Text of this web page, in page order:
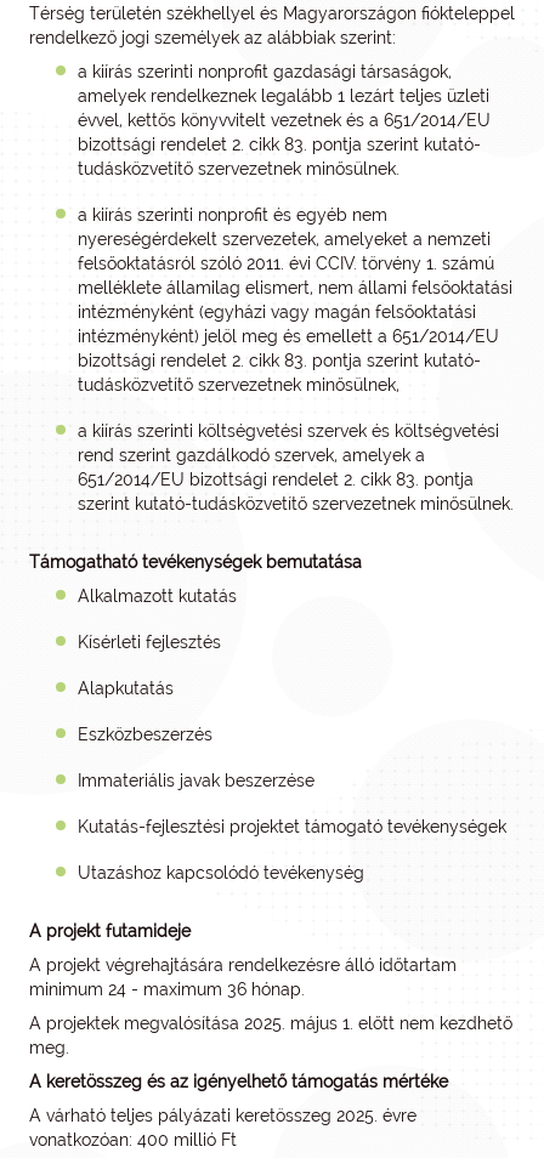
Térség területén székhellyel és Magyarországon fiókteleppel
rendelkező jogi személyek az alábbiak szerint:
a kiírás szerinti nonprofit gazdasági társaságok,
amelyek rendelkeznek legalább 1 lezárt teljes üzleti
évvel, kettős könyvvitelt vezetnek és a 651/2014/EU
bizottsági rendelet 2. cikk 83. pontja szerint kutató-
tudásközvetítő szervezetnek minősülnek.
a kiírás szerinti nonprofit és egyéb nem
nyereségérdekelt szervezetek, amelyeket a nemzeti
felsőoktatásról szóló 2011. évi CCIV. törvény 1. számú
melléklete államilag elismert, nem állami felsőoktatási
intézményként (egyházi vagy magán felsőoktatási
intézményként) jelöl meg és emellett a 651/2014/EU
bizottsági rendelet 2. cikk 83. pontja szerint kutató-
tudásközvetítő szervezetnek minősülnek,
a kiírás szerinti költségvetési szervek és költségvetési
rend szerint gazdálkodó szervek, amelyek a
651/2014/EU bizottsági rendelet 2. cikk 83. pontja
szerint kutató-tudásközvetítő szervezetnek minősülnek.
Támogatható tevékenységek bemutatása
Alkalmazott kutatás
Kísérleti fejlesztés
Alapkutatás
Eszközbeszerzés
Immateriális javak beszerzése
Kutatás-fejlesztési projektet támogató tevékenységek
Utazáshoz kapcsolódó tevékenység
A projekt futamideje
A projekt végrehajtására rendelkezésre álló időtartam
minimum 24 - maximum 36 hónap.
A projektek megvalósítása 2025. május 1. előtt nem kezdhető
meg.
A keretösszeg és az igényelhető támogatás mértéke
A várható teljes pályázati keretösszeg 2025. évre
vonatkozóan: 400 millió Ft